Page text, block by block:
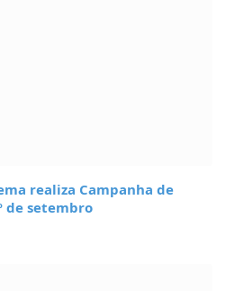
realiza Campanha de
de setembro